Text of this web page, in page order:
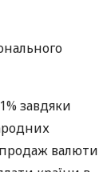
завдяки
валюти